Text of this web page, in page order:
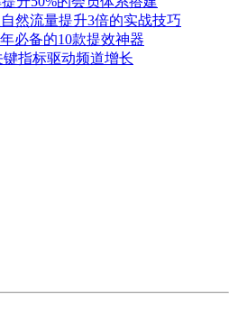
然流量提升3倍的实战技巧
必备的10款提效神器
键指标驱动频道增长